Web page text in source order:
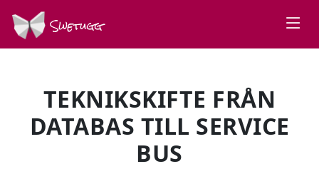
Swetugg
TEKNIKSKIFTE FRÅN
DATABAS TILL SERVICE
BUS